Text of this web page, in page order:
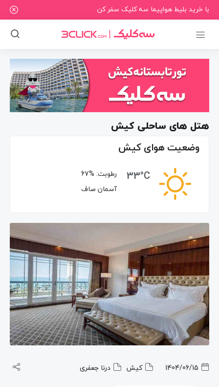
با خرید بلیط هواپیما سه کلیک سفر کن
هتل های ساحلی کیش
وضعیت هوای کیش
33°C
رطوبت: 67%
آسمان صاف
1404/06/15 کیش درنا جعفری